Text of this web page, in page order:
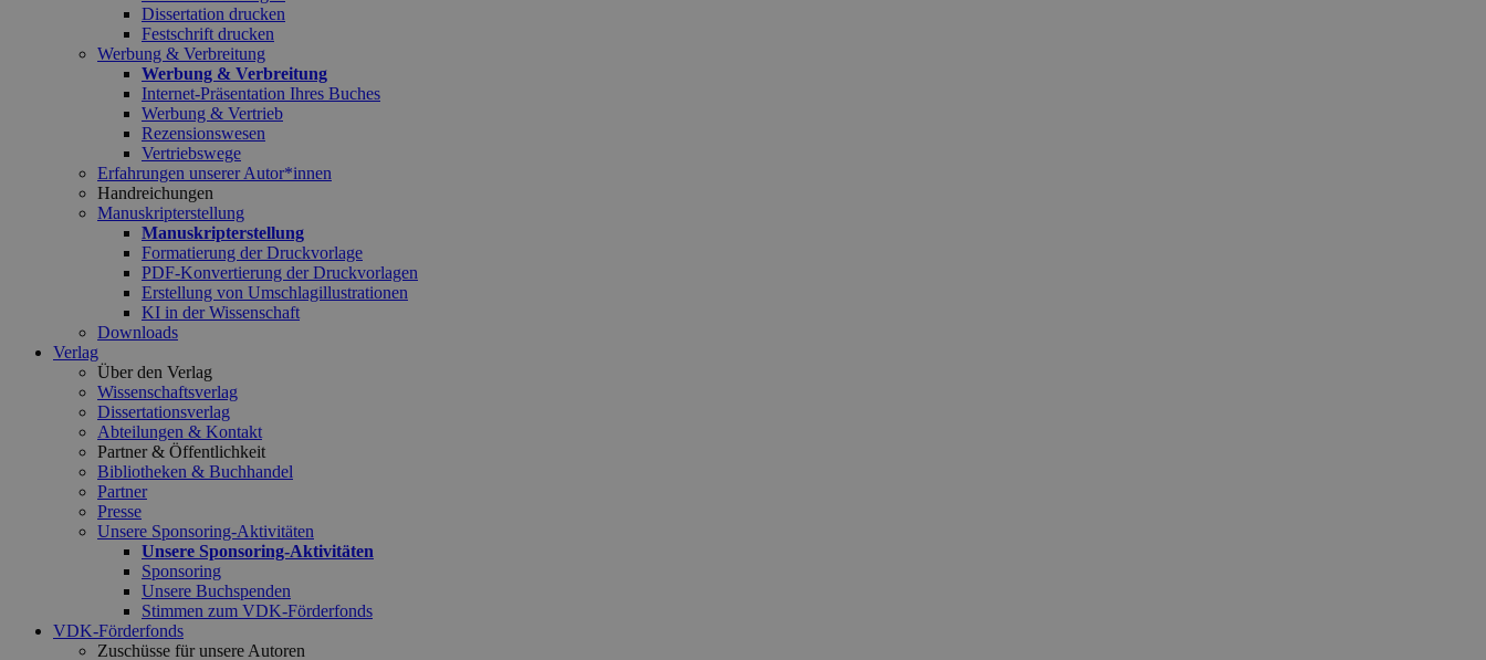
Dissertation drucken
Festschrift drucken
Werbung & Verbreitung
Werbung & Verbreitung
Internet-Präsentation Ihres Buches
Werbung & Vertrieb
Rezensionswesen
Vertriebswege
Erfahrungen unserer Autor*innen
Handreichungen
Manuskripterstellung
Manuskripterstellung
Formatierung der Druckvorlage
PDF-Konvertierung der Druckvorlagen
Erstellung von Umschlagillustrationen
KI in der Wissenschaft
Downloads
Verlag
Über den Verlag
Wissenschaftsverlag
Dissertationsverlag
Abteilungen & Kontakt
Partner & Öffentlichkeit
Bibliotheken & Buchhandel
Partner
Presse
Unsere Sponsoring-Aktivitäten
Unsere Sponsoring-Aktivitäten
Sponsoring
Unsere Buchspenden
Stimmen zum VDK-Förderfonds
VDK-Förderfonds
Zuschüsse für unsere Autoren